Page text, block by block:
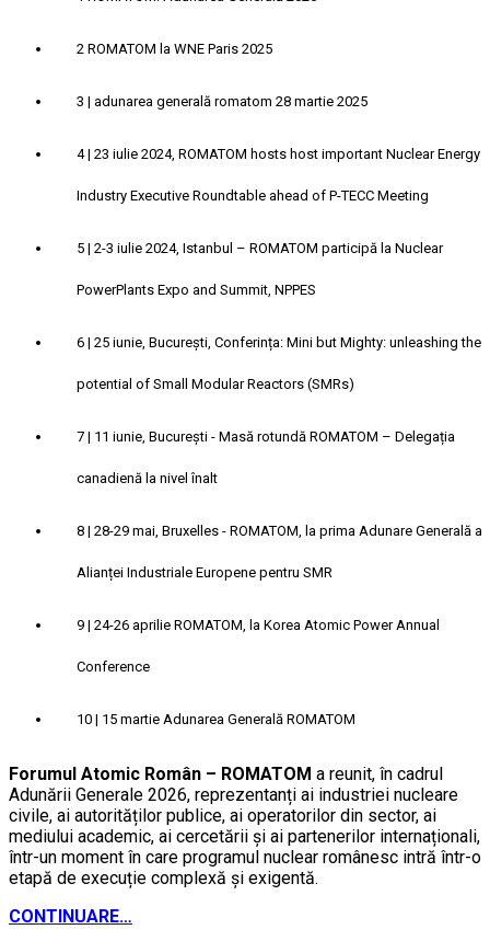
2 ROMATOM la WNE Paris 2025
3 | adunarea generală romatom 28 martie 2025
4| 23 iulie 2024, ROMATOM hosts host important Nuclear Energy
Industry Executive Roundtable ahead of P-TECC Meeting
5 | 2-3 iulie 2024, Istanbul – ROMATOM participă la Nuclear
PowerPlants Expo and Summit, NPPES
6 | 25 iunie, București, Conferința: Mini but Mighty: unleashing the
potential of Small Modular Reactors (SMRs)
7 | 11 iunie, București - Masă rotundă ROMATOM – Delegația
canadienă la nivel înalt
8 | 28-29 mai, Bruxelles - ROMATOM, la prima Adunare Generală a
Alianței Industriale Europene pentru SMR
9 | 24-26 aprilie ROMATOM, la Korea Atomic Power Annual
Conference
10 | 15 martie Adunarea Generală ROMATOM
Forumul Atomic Român – ROMATOM a reunit, în cadrul
Adunării Generale 2026, reprezentanți ai industriei nucleare
civile, ai autorităților publice, ai operatorilor din sector, ai
mediului academic, ai cercetării și ai partenerilor internaționali,
într-un moment în care programul nuclear românesc intră într-o
etapă de execuție complexă și exigentă.
CONTINUARE…